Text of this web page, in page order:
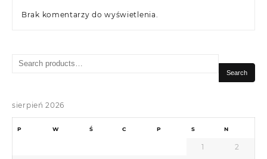
Brak komentarzy do wyświetlenia.
Search
Search
sierpień 2026
P W Ś C P S N
1 2